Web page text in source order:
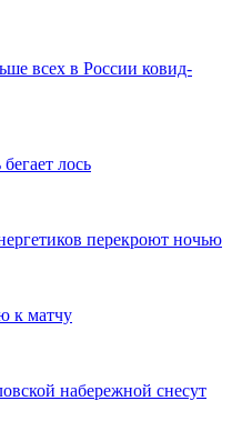
всех в России ковид-
лось
перекроют ночью
к матчу
набережной снесут